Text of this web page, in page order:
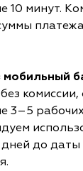
10 минут.
мобильный
комиссии,
3–5
дней до